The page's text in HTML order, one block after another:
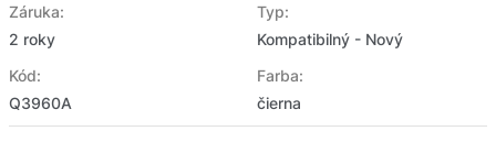
Záruka:
2 roky
Typ:
Kompatibilný - Nový
Kód:
Q3960A
Farba:
čierna